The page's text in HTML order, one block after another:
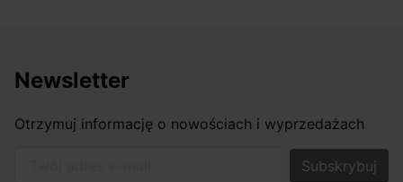
Newsletter
Otrzymuj informację o nowościach i wyprzedażach